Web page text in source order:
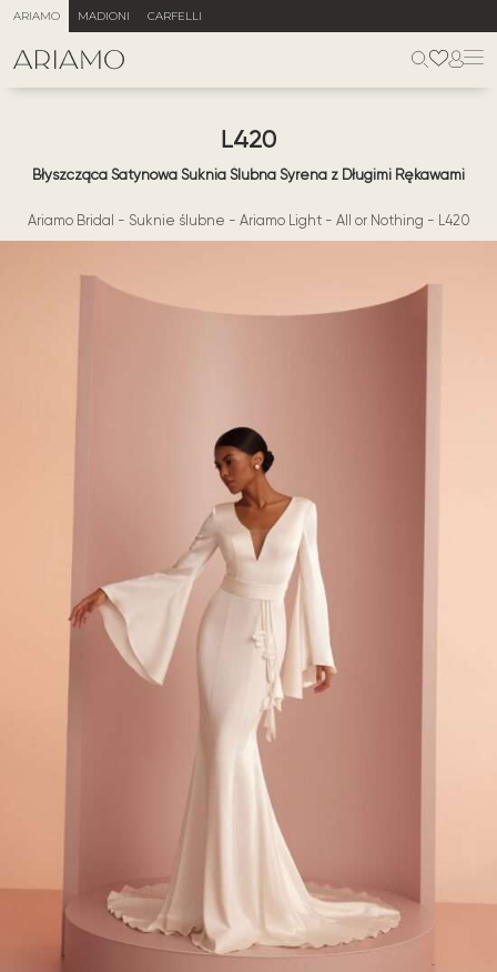
ARIAMO MADIONI CARFELLI
L420
Błyszcząca Satynowa Suknia Ślubna Syrena z Długimi Rękawami
Ariamo Bridal - Suknie ślubne - Ariamo Light- All or Nothing - L420